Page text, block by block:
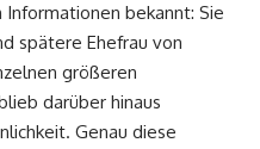
bekannt: Sie
spätere Ehefrau von
größeren
darüber hinaus
Genau diese